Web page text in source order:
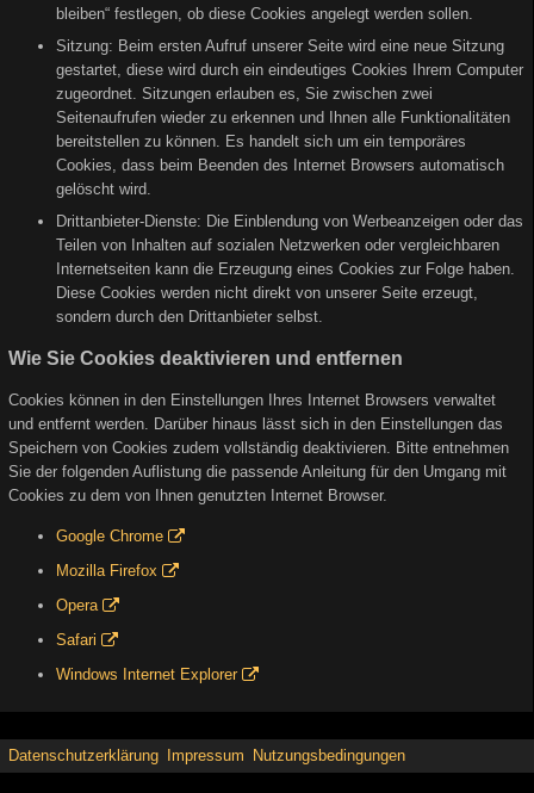
bleiben“ festlegen, ob diese Cookies angelegt werden sollen.
Sitzung: Beim ersten Aufruf unserer Seite wird eine neue Sitzung
gestartet, diese wird durch ein eindeutiges Cookies Ihrem Computer
zugeordnet. Sitzungen erlauben es, Sie zwischen zwei
Seitenaufrufen wieder zu erkennen und Ihnen alle Funktionalitäten
bereitstellen zu können. Es handelt sich um ein temporäres
Cookies, dass beim Beenden des Internet Browsers automatisch
gelöscht wird.
Drittanbieter-Dienste: Die Einblendung von Werbeanzeigen oder das
Teilen von Inhalten auf sozialen Netzwerken oder vergleichbaren
Internetseiten kann die Erzeugung eines Cookies zur Folge haben.
Diese Cookies werden nicht direkt von unserer Seite erzeugt,
sondern durch den Drittanbieter selbst.
Wie Sie Cookies deaktivieren und entfernen
Cookies können in den Einstellungen Ihres Internet Browsers verwaltet
und entfernt werden. Darüber hinaus lässt sich in den Einstellungen das
Speichern von Cookies zudem vollständig deaktivieren. Bitte entnehmen
Sie der folgenden Auflistung die passende Anleitung für den Umgang mit
Cookies zu dem von Ihnen genutzten Internet Browser.
Google Chrome
Mozilla Firefox
Opera
Safari
Windows Internet Explorer
Datenschutzerklärung Impressum Nutzungsbedingungen